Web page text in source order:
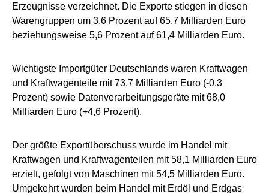
Erzeugnisse verzeichnet. Die Exporte stiegen in diesen
Warengruppen um 3,6 Prozent auf 65,7 Milliarden Euro
beziehungsweise 5,6 Prozent auf 61,4 Milliarden Euro.
Wichtigste Importgüter Deutschlands waren Kraftwagen
und Kraftwagenteile mit 73,7 Milliarden Euro (-0,3
Prozent) sowie Datenverarbeitungsgeräte mit 68,0
Milliarden Euro (+4,6 Prozent).
Der größte Exportüberschuss wurde im Handel mit
Kraftwagen und Kraftwagenteilen mit 58,1 Milliarden Euro
erzielt, gefolgt von Maschinen mit 54,5 Milliarden Euro.
Umgekehrt wurden beim Handel mit Erdöl und Erdgas